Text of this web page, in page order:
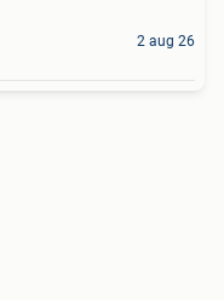
2 aug 26